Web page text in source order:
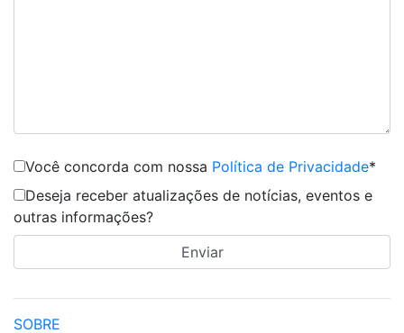
Você concorda com nossa Política de Privacidade*
Deseja receber atualizações de notícias, eventos e
outras informações?
SOBRE